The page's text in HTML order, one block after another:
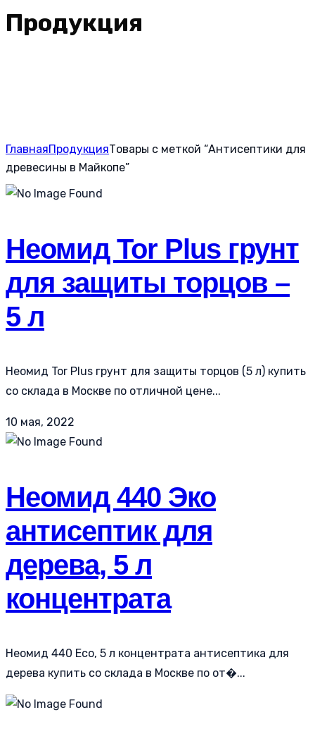
Продукция
ГлавнаяПродукцияТовары с меткой “Антисептики для
древесины в Майкопе”
Неомид Tor Plus грунт
для защиты торцов –
5 л
Неомид Tor Plus грунт для защиты торцов (5 л) купить
со склада в Москве по отличной цене...
10 мая, 2022
Неомид 440 Эко
антисептик для
дерева, 5 л
концентрата
Неомид 440 Eco, 5 л концентрата антисептика для
дерева купить со склада в Москве по от�...